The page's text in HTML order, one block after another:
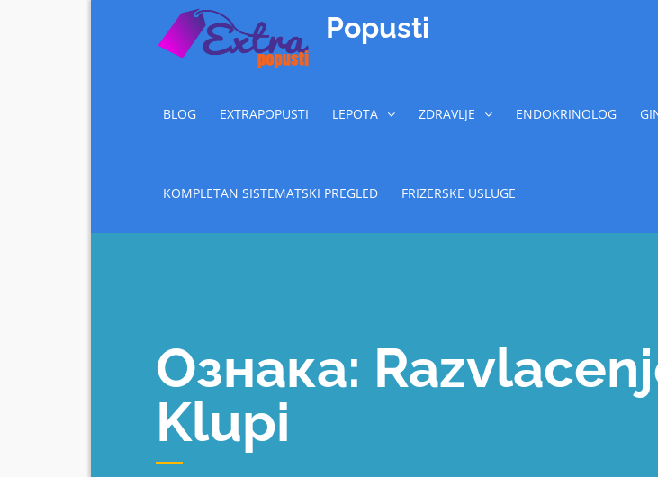
Popusti
BLOG EXTRAPOPUSTI LEPOTA ZDRAVLJE ENDOKRINOLOG
KOMPLETAN SISTEMATSKI PREGLED FRIZERSKE USLUGE
Ознака:
Klupi